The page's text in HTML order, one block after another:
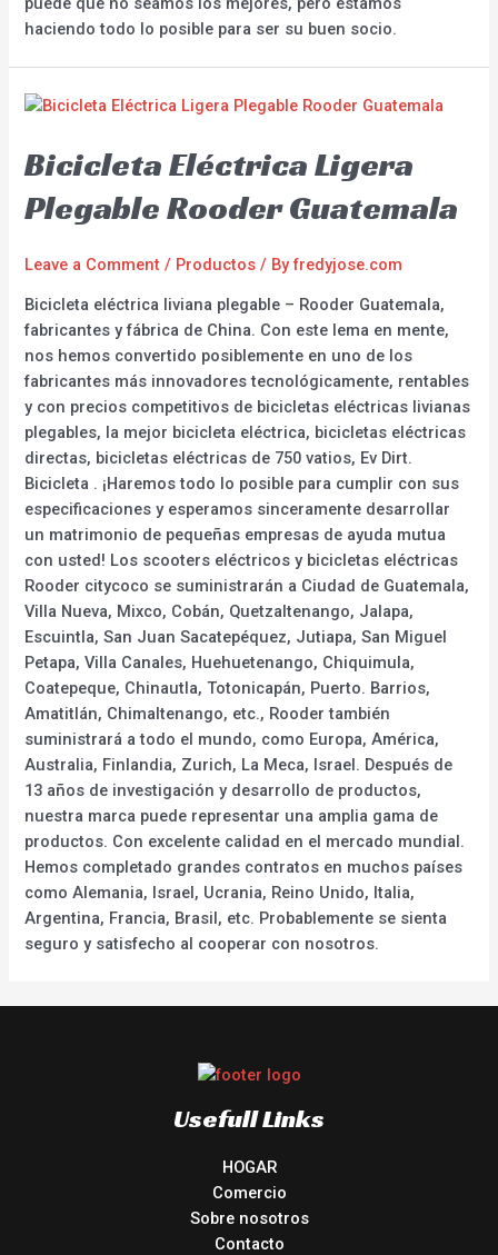
haciendo todo lo posible para ser su buen socio.
Bicicleta Eléctrica Ligera
Plegable Rooder Guatemala
Leave a Comment / Productos / Byfredyjose.com
Bicicleta eléctrica liviana plegable – Rooder Guatemala,
fabricantes y fábrica de China. Con este lema en mente,
nos hemos convertido posiblemente en uno de los
fabricantes más innovadores tecnológicamente, rentables
y con precios competitivos de bicicletas eléctricas livianas
plegables, la mejor bicicleta eléctrica, bicicletas eléctricas
directas, bicicletas eléctricas de 750 vatios, Ev Dirt.
Bicicleta . ¡Haremos todo lo posible para cumplir con sus
especificaciones y esperamos sinceramente desarrollar
un matrimonio de pequeñas empresas de ayuda mutua
con usted! Los scooters eléctricos y bicicletas eléctricas
Rooder citycoco se suministrarán a Ciudad de Guatemala,
Villa Nueva, Mixco, Cobán, Quetzaltenango, Jalapa,
Escuintla, San Juan Sacatepéquez, Jutiapa, San Miguel
Petapa, Villa Canales, Huehuetenango, Chiquimula,
Coatepeque, Chinautla, Totonicapán, Puerto. Barrios,
Amatitlán, Chimaltenango, etc., Rooder también
suministrará a todo el mundo, como Europa, América,
Australia, Finlandia, Zurich, La Meca, Israel. Después de
13 años de investigación y desarrollo de productos,
nuestra marca puede representar una amplia gama de
productos. Con excelente calidad en el mercado mundial.
Hemos completado grandes contratos en muchos países
como Alemania, Israel, Ucrania, Reino Unido, Italia,
Argentina, Francia, Brasil, etc. Probablemente se sienta
seguro y satisfecho al cooperar con nosotros.
Usefull Links
HOGAR
Comercio
Sobre nosotros
Contacto